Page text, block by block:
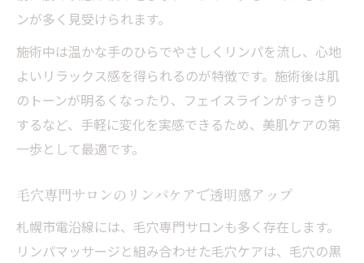
い
較
毛穴専門サロンの韓国式ケア最新事情
どちらが自分に合う？施術内容の選び方
組み合わせで実現する理想の美肌作り術
短時間でも効果実感リンパマッサージの魅
力
忙しい毎日でも続けやすい美肌ケアのコツ
ンが多く見受けられます。
施術中は温かな手のひらでやさしくリンパを流し、心地
よいリラックス感を得られるのが特徴です。施術後は肌
のトーンが明るくなったり、フェイスラインがすっきり
するなど、手軽に変化を実感できるため、美肌ケアの第
一歩として最適です。
毛穴専門サロンのリンパケアで透明感アップ
札幌市電沿線には、毛穴専門サロンも多く存在します。
リンパマッサージと組み合わせた毛穴ケアは、毛穴の黒